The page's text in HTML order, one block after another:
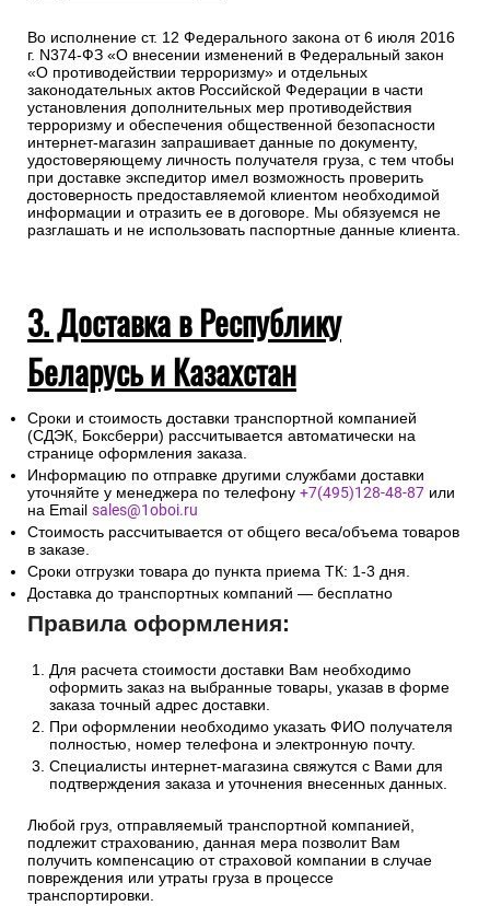
Во исполнение ст. 12 Федерального закона от 6 июля 2016
г. N374-ФЗ «О внесении изменений в Федеральный закон
«О противодействии терроризму» и отдельных
законодательных актов Российской Федерации в части
установления дополнительных мер противодействия
терроризму и обеспечения общественной безопасности
интернет-магазин запрашивает данные по документу,
удостоверяющему личность получателя груза, с тем чтобы
при доставке экспедитор имел возможность проверить
достоверность предоставляемой клиентом необходимой
информации и отразить ее в договоре. Мы обязуемся не
разглашать и не использовать паспортные данные клиента.
3. Доставка в Республику
Беларусь и Казахстан
Сроки и стоимость доставки транспортной компанией
(СДЭК, Боксберри) рассчитывается автоматически на
странице оформления заказа.
Информацию по отправке другими службами доставки
уточняйте у менеджера по телефону +7(495)128-48-87 или
на Email sales@1oboi.ru
Стоимость рассчитывается от общего веса/объема товаров
в заказе.
Сроки отгрузки товара до пункта приема ТК: 1-3 дня.
Доставка до транспортных компаний — бесплатно
Правила оформления:
Для расчета стоимости доставки Вам необходимо
оформить заказ на выбранные товары, указав в форме
заказа точный адрес доставки.
При оформлении необходимо указать ФИО получателя
полностью, номер телефона и электронную почту.
Специалисты интернет-магазина свяжутся с Вами для
подтверждения заказа и уточнения внесенных данных.
Любой груз, отправляемый транспортной компанией,
подлежит страхованию, данная мера позволит Вам
получить компенсацию от страховой компании в случае
повреждения или утраты груза в процессе
транспортировки.